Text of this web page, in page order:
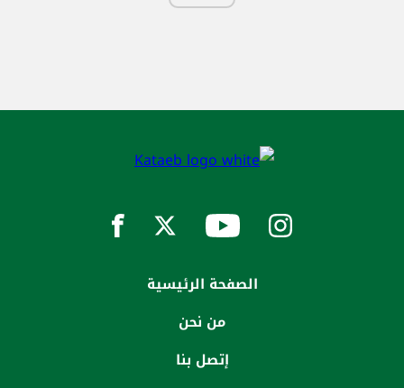
الصفحة الرئيسية
من نحن
إتصل بنا